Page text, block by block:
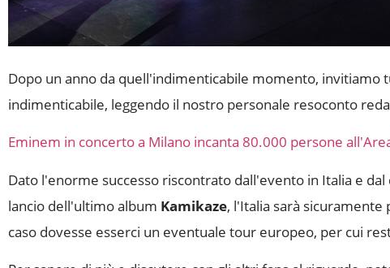
Dopo un anno da quell'indimenticabile momento,
indimenticabile, leggendo il nostro personale resoconto
Eminem in concerto a Milano incanta 80.000 persone
Dato l'enorme successo riscontrato dall'evento in Italia e
lancio dell'ultimo album Kamikaze, l'Italia sarà
caso dovesse esserci un eventuale tour europeo, per cui